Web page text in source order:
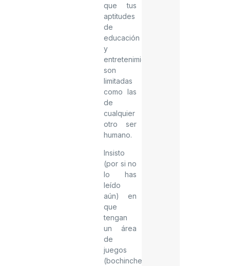
que tus
aptitudes
de
educación
y
entretenimiento
son
limitadas
como las
de
cualquier
otro ser
humano.
Insisto
(por si no
lo has
leído
aún) en
que
tengan
un área
de
juegos
(bochinche)